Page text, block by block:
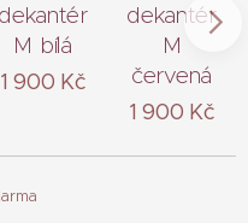
dekantér
M bílá
1 900 Kč
dekantér
M
červená
1 900 Kč